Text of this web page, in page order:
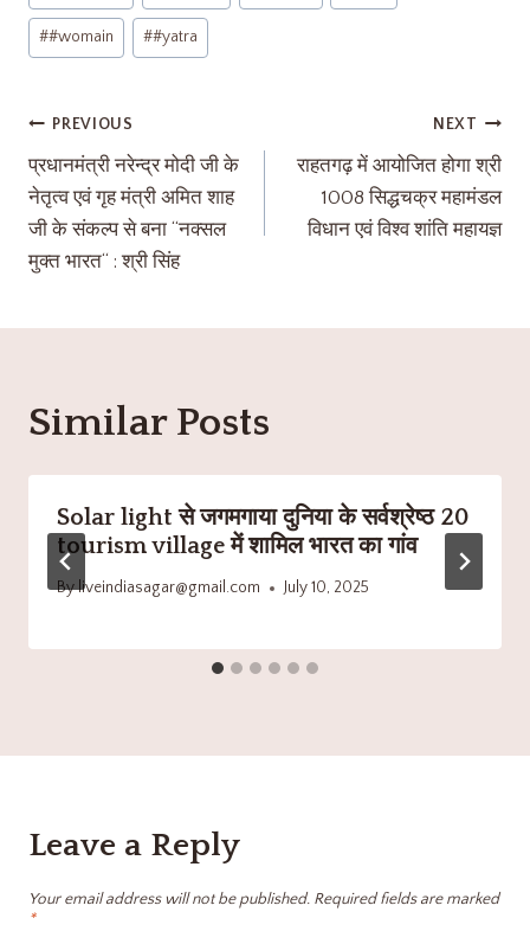
##womain ##yatra
PREVIOUS
प्रधानमंत्री नरेन्द्र मोदी जी के
नेतृत्व एवं गृह मंत्री अमित शाह
जी के संकल्प से बना ‘‘नक्सल
मुक्त भारत‘‘ : श्री सिंह
NEXT
राहतगढ़ में आयोजित होगा श्री
1008 सिद्धचक्र महामंडल
विधान एवं विश्व शांति महायज्ञ
Similar Posts
Solar light से जगमगाया दुनिया के सर्वश्रेष्ठ 20
tourism village में शामिल भारत का गांव
Byliveindiasagar@gmail.com July 10, 2025
Leave a Reply
Your email address will not be published. Required fields are marked
*